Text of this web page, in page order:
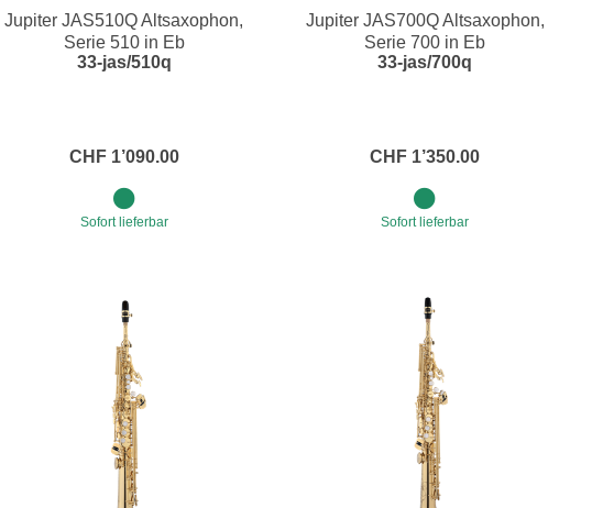
Jupiter JAS510Q Altsaxophon,
Serie 510 in Eb
33-jas/510q
CHF 1’090.00
Sofort lieferbar
Jupiter JAS700Q Altsaxophon,
Serie 700 in Eb
33-jas/700q
CHF 1’350.00
Sofort lieferbar